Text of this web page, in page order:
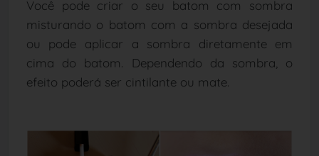
Você pode criar o seu batom com sombra
misturando o batom com a sombra desejada
ou pode aplicar a sombra diretamente em
cima do batom. Dependendo da sombra, o
efeito poderá ser cintilante ou mate.